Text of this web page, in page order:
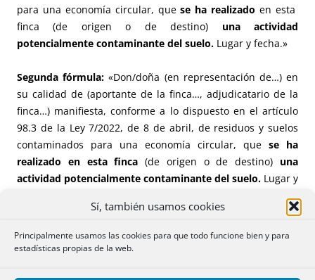
Sí, también usamos cookies
Principalmente usamos las cookies para que todo funcione bien y para
estadísticas propias de la web.
para una economía circular, quese ha realizado en esta
finca (de origen o de destino) una actividad
potencialmente contaminante del suelo. Lugar y fecha.»
Segunda fórmula: «Don/doña (en representación de…) en
su calidad de (aportante de la finca…, adjudicatario de la
finca…) manifiesta, conforme a lo dispuesto en el artículo
98.3 de la Ley 7/2022, de 8 de abril, de residuos y suelos
contaminados para una economía circular, que se ha
realizado en esta finca (de origen o de destino) una
actividad potencialmente contaminante del suelo. Lugar y
Nota:
Conviene en estos casos -aunque no lo exija la Ley
expresamente en elartículo 98.3